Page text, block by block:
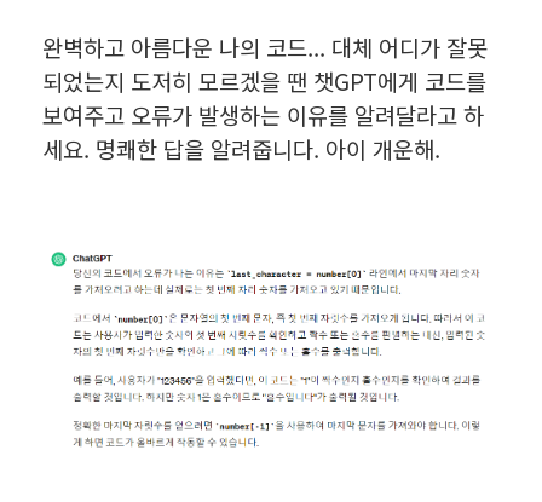
완벽하고 아름다운 나의 코드... 대체 어디가 잘못
되었는지 도저히 모르겠을 땐 챗GPT에게 코드를
보여주고 오류가 발생하는 이유를 알려달라고 하
세요. 명쾌한 답을 알려줍니다. 아이 개운해.